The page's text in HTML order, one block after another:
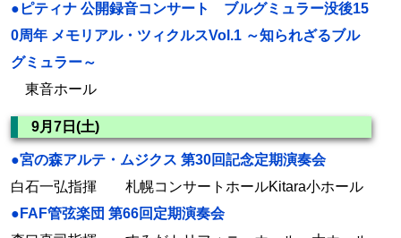
●ピティナ 公開録音コンサート ブルグミュラー没後15
0周年 メモリアル・ツィクルスVol.1 ～知られざるブル
グミュラー～
東音ホール
9月7日(土)
●宮の森アルテ・ムジクス 第30回記念定期演奏会
白石一弘指揮 札幌コンサートホールKitara小ホール
●FAF管弦楽団 第66回定期演奏会